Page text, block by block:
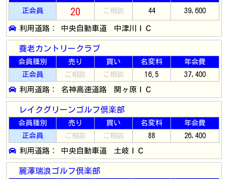
正会員 20 ご相談 44 39,600
利用道路： 中央自動車道 中津川ＩＣ
養老カントリークラブ
会員種別 売り 買い 名変料
年会費
正会員
ご相談 ご相談 16.5 37,400
利用道路： 名神高速道路 関ヶ原ＩＣ
レイクグリーンゴルフ倶楽部
会員種別 売り 買い 名変料
年会費
正会員
ご相談 ご相談 88 26,400
利用道路： 中央自動車道 土岐ＩＣ
麗澤瑞浪ゴルフ倶楽部